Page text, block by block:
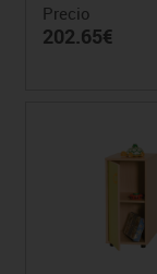
Precio
202.65€